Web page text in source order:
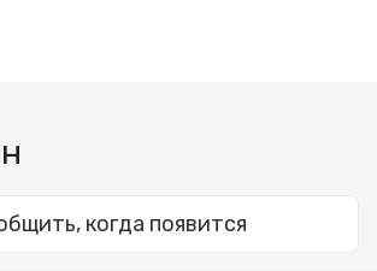
когда появится